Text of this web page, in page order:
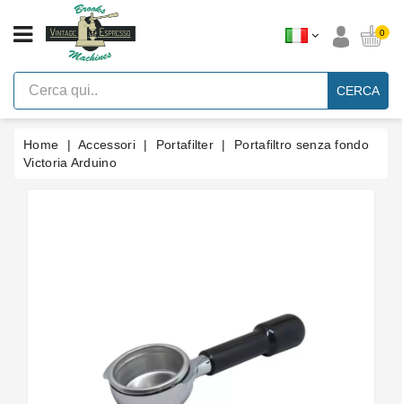
CATEGORIA
Macchine
Per
Caffè
Espresso
Leva
Vintage
0
CERCA
Home Accessori Portafilter
Portafiltro senza fondo
Victoria Arduino